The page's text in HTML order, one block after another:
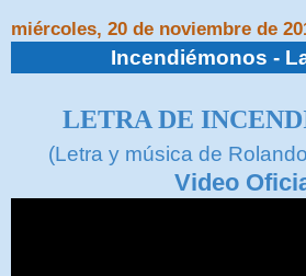
miércoles, 20 de noviembre de
Incendiémonos -
LETRA DE
(Letra y música de
Video